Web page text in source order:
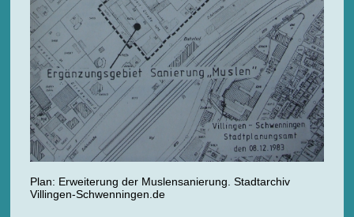
Plan: Erweiterung der Muslensanierung. Stadtarchiv
Villingen-Schwenningen.de